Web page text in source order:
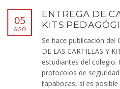
05
AGO
ENTREGA DE
KITS
Se hace publicación del
DE LAS CARTILLAS Y
estudiantes del
protocolos de
tapabocas, si es